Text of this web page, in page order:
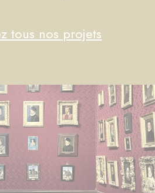
tous nos projets